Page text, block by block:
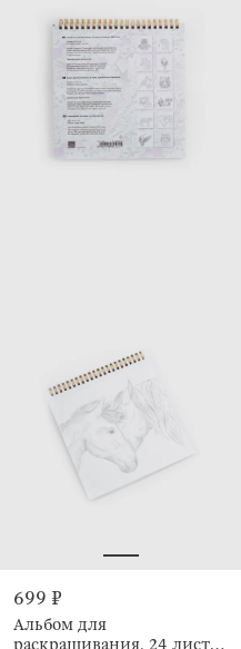
699 ₽
Альбом для